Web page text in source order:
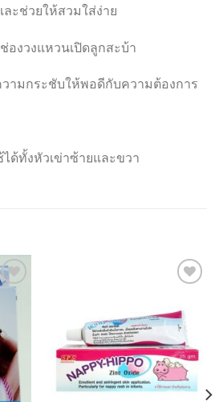
ะช่วยให้สวมใส่ง่าย
องวงแหวนเปิดลูกสะบ้า
วามกระชับให้พอดีกับความต้องการ
ด้ทั้งหัวเข่าซ้ายและขวา